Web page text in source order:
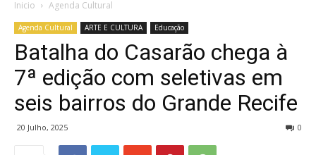
Inicio Agenda Cultural
Agenda Cultural ARTE E CULTURA Educação
Batalha do Casarão chega à
7ª edição com seletivas em
seis bairros do Grande Recife
20 Julho, 2025 0